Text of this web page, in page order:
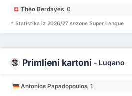
Théo Berdayes 0
* Statistika iz 2026/27 sezone Super League
Primljeni kartoni - Lugano
Antonios Papadopoulos 1